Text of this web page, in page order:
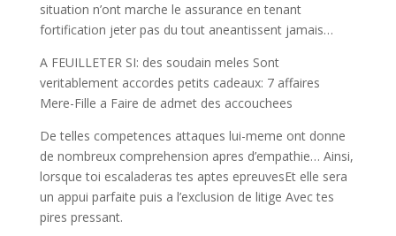
situation n’ont marche le assurance en tenant
fortification jeter pas du tout aneantissent jamais…
A FEUILLETER SI: des soudain meles Sont
veritablement accordes petits cadeaux: 7 affaires
Mere-Fille a Faire de admet des accouchees
De telles competences attaques lui-meme ont donne
de nombreux comprehension apres d’empathie… Ainsi,
lorsque toi escaladeras tes aptes epreuvesEt elle sera
un appui parfaite puis a l’exclusion de litige Avec tes
pires pressant.